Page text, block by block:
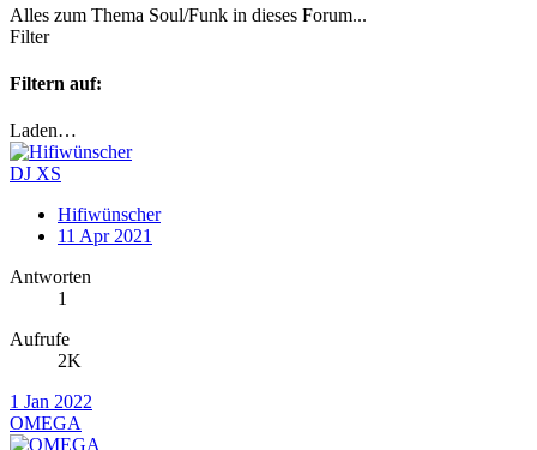
Alles zum Thema Soul/Funk in dieses Forum...
Filter
Filtern auf:
Laden…
DJ XS
Hifiwünscher
11 Apr 2021
Antworten
1
Aufrufe
2K
1 Jan 2022
OMEGA